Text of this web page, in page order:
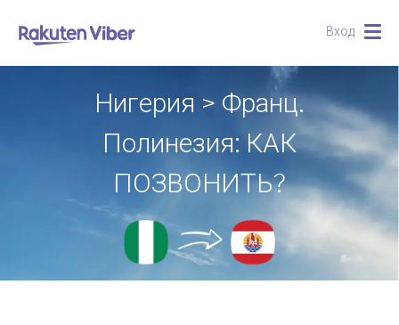
Вход
Нигерия > Франц.
Полинезия: КАК
ПОЗВОНИТЬ?